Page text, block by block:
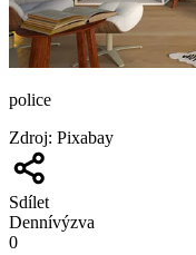
police
Zdroj: Pixabay
Sdílet
Dennívýzva
0